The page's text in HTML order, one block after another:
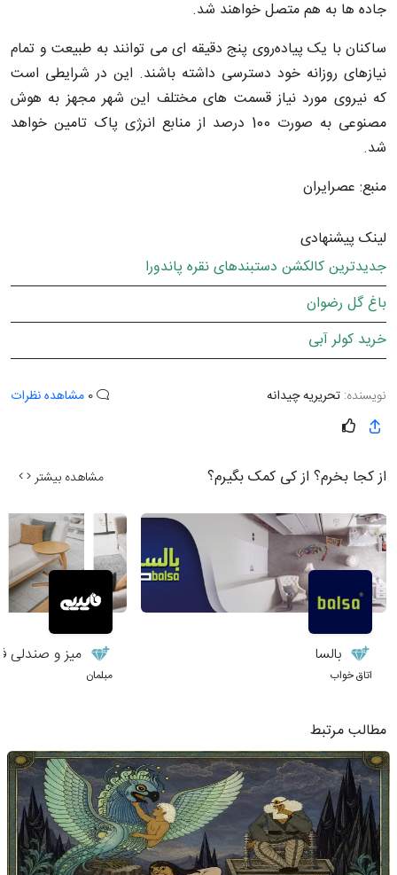
جاده ها به هم متصل خواهند شد.
ساکنان با یک پیاده‌روی پنج دقیقه ای می توانند به طبیعت و تمام
نیازهای روزانه خود دسترسی داشته باشند. این در شرایطی است
که نیروی مورد نیاز قسمت های مختلف این شهر مجهز به هوش
مصنوعی به صورت 100 درصد از منابع انرژی پاک تامین خواهد
شد.
منبع: عصرایران
لینک پیشنهادی
جدیدترین کالکشن دستبندهای نقره پاندورا
باغ گل رضوان
خرید کولر آبی
نویسنده: تحریریه چیدانه مشاهده نظرات
از کجا بخرم؟ از کی کمک بگیرم؟ مشاهده بیشتر
بالسا
اتاق خواب
میز و صندلی
مبلمان
مطالب مرتبط